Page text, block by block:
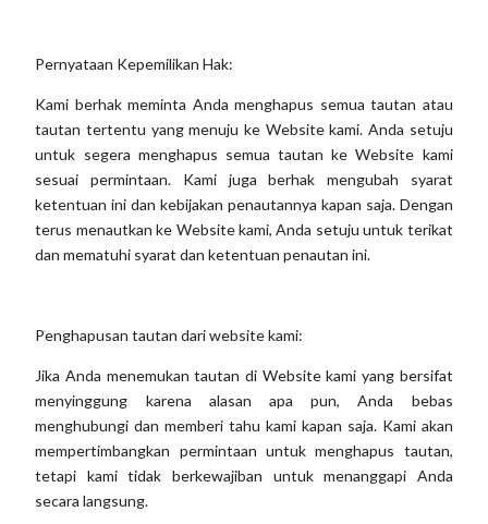
Pernyataan Kepemilikan Hak:
Kami berhak meminta Anda menghapus semua tautan atau
tautan tertentu yang menuju ke Website kami. Anda setuju
untuk segera menghapus semua tautan ke Website kami
sesuai permintaan. Kami juga berhak mengubah syarat
ketentuan ini dan kebijakan penautannya kapan saja. Dengan
terus menautkan ke Website kami, Anda setuju untuk terikat
dan mematuhi syarat dan ketentuan penautan ini.
Penghapusan tautan dari website kami:
Jika Anda menemukan tautan di Website kami yang bersifat
menyinggung karena alasan apa pun, Anda bebas
menghubungi dan memberi tahu kami kapan saja. Kami akan
mempertimbangkan permintaan untuk menghapus tautan,
tetapi kami tidak berkewajiban untuk menanggapi Anda
secara langsung.